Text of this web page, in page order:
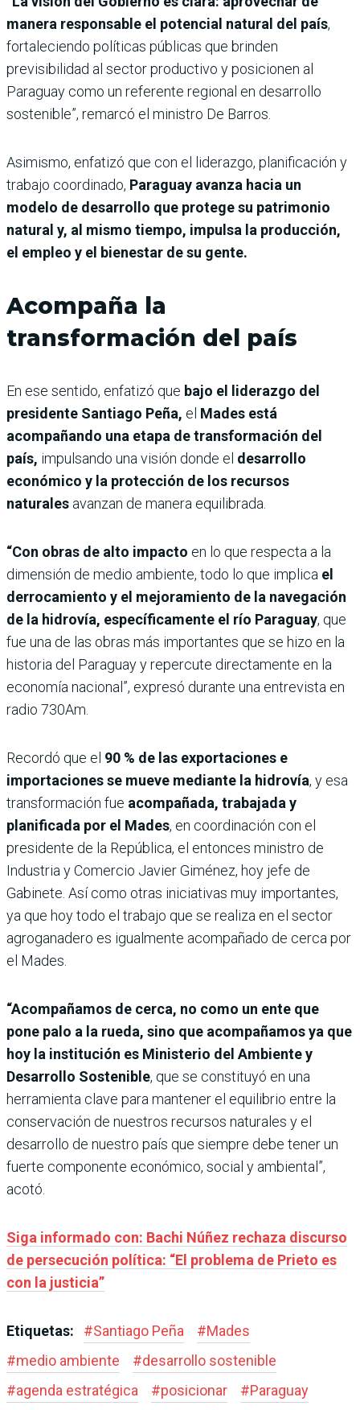
manera responsable el potencial natural del país,
fortaleciendo políticas públicas que brinden
previsibilidad al sector productivo y posicionen al
Paraguay como un referente regional en desarrollo
sostenible”, remarcó el ministro De Barros.
Asimismo, enfatizó que con el liderazgo, planificación y
trabajo coordinado, Paraguay avanza hacia un
modelo de desarrollo que protege su patrimonio
natural y, al mismo tiempo, impulsa la producción,
el empleo y el bienestar de su gente.
Acompaña la
transformación del país
En ese sentido, enfatizó que bajo el liderazgo del
presidente Santiago Peña, el Mades está
acompañando una etapa de transformación del
país, impulsando una visión donde el desarrollo
económico y la protección de los recursos
naturales avanzan de manera equilibrada.
“Con obras de alto impacto en lo que respecta a la
dimensión de medio ambiente, todo lo que implica el
derrocamiento y el mejoramiento de la navegación
de la hidrovía, específicamente el río Paraguay, que
fue una de las obras más importantes que se hizo en la
historia del Paraguay y repercute directamente en la
economía nacional”, expresó durante una entrevista en
radio 730Am.
Recordó que el 90 % de las exportaciones e
importaciones se mueve mediante la hidrovía, y esa
transformación fue acompañada, trabajada y
planificada por el Mades, en coordinación con el
presidente de la República, el entonces ministro de
Industria y Comercio Javier Giménez, hoy jefe de
Gabinete. Así como otras iniciativas muy importantes,
ya que hoy todo el trabajo que se realiza en el sector
agroganadero es igualmente acompañado de cerca por
el Mades.
“Acompañamos de cerca, no como un ente que
pone palo a la rueda, sino que acompañamos ya que
hoy la institución es Ministerio del Ambiente y
Desarrollo Sostenible, que se constituyó en una
herramienta clave para mantener el equilibrio entre la
conservación de nuestros recursos naturales y el
desarrollo de nuestro país que siempre debe tener un
fuerte componente económico, social y ambiental”,
acotó.
Siga informado con: Bachi Núñez rechaza discurso
de persecución política: “El problema de Prieto es
con la justicia”
Etiquetas: #Santiago Peña #Mades
#medio ambiente #desarrollo sostenible
#agenda estratégica #posicionar #Paraguay